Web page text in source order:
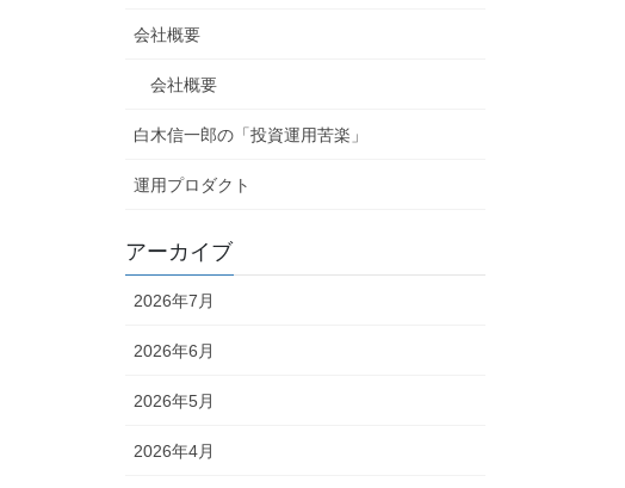
会社概要
会社概要
白木信一郎の「投資運用苦楽」
運用プロダクト
アーカイブ
2026年7月
2026年6月
2026年5月
2026年4月